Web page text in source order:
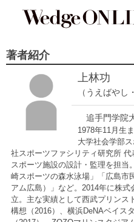
著者紹介
上林功
（うえばやし
追手門学院
1978年11月生
大学社会学部
社スポーツファシリティ研究所
スポーツ施設の設計・監理を担当
崎スポーツの森水泳場」「広島市
アム広島）」など。2014年に株
立。主な実績として西武プリンス
構想（2016）、横浜DeNAベイス